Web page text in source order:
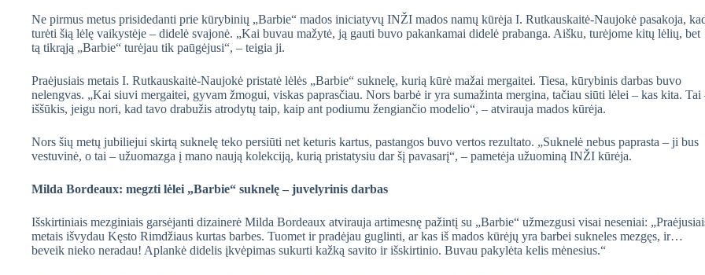
Ne pirmus metus prisidedanti prie kūrybinių „Barbie“ mados iniciatyvų INŽI mados namų kūrėja I. Rutkauskaitė-Naujokė pasakoja,
turėti šią lėlę vaikystėje – didelė svajonė. „Kai buvau mažytė, ją gauti buvo pakankamai didelė prabanga. Aišku, turėjome kitų lėlių, bet
tą tikrąją „Barbie“ turėjau tik paūgėjusi“, – teigia ji.
Praėjusiais metais I. Rutkauskaitė-Naujokė pristatė lėlės „Barbie“ suknelę, kurią kūrė mažai mergaitei. Tiesa, kūrybinis darbas buvo
nelengvas. „Kai siuvi mergaitei, gyvam žmogui, viskas paprasčiau. Nors barbė ir yra sumažinta mergina, tačiau siūti lėlei – kas kita. Tai
iššūkis, jeigu nori, kad tavo drabužis atrodytų taip, kaip ant podiumu žengiančio modelio“, – atvirauja mados kūrėja.
Nors šių metų jubiliejui skirtą suknelę teko persiūti net keturis kartus, pastangos buvo vertos rezultato. „Suknelė nebus paprasta – ji bus
vestuvinė, o tai – užuomazga į mano naują kolekciją, kurią pristatysiu dar šį pavasarį“, – pametėja užuominą INŽI kūrėja.
Milda Bordeaux: megzti lėlei „Barbie“ suknelę – juvelyrinis darbas
Išskirtiniais mezginiais garsėjanti dizainerė Milda Bordeaux atvirauja artimesnę pažintį su „Barbie“ užmezgusi visai neseniai:
metais išvydau Kęsto Rimdžiaus kurtas barbes. Tuomet ir pradėjau guglinti, ar kas iš mados kūrėjų yra barbei sukneles mezgęs, ir…
beveik nieko neradau! Aplankė didelis įkvėpimas sukurti kažką savito ir išskirtinio. Buvau pakylėta kelis mėnesius.“